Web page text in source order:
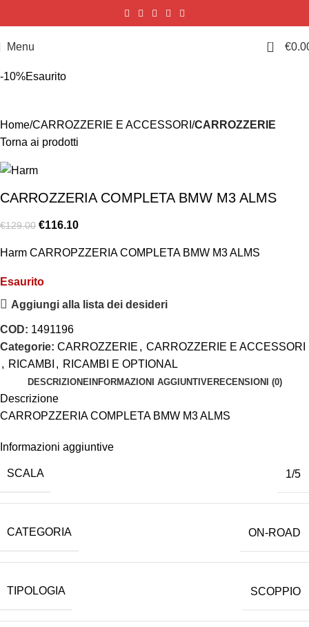
Menu 0 €
-10%Esaurito
Home CARROZZERIE E ACCESSORI CARROZZERIE
Torna ai prodotti
CARROZZERIA COMPLETA BMW M3 ALMS
€129.00 €116.10
Harm CARROPZZERIA COMPLETA BMW M3 ALMS
Esaurito
Aggiungi alla lista dei desideri
COD: 1491196
Categorie: CARROZZERIE , CARROZZERIE E ACCESSORI
, RICAMBI , RICAMBI E OPTIONAL
DESCRIZIONEINFORMAZIONI AGGIUNTIVERECENSIONI (0)
Descrizione
CARROPZZERIA COMPLETA BMW M3 ALMS
Informazioni aggiuntive
SCALA 1/5
CATEGORIA ON-ROAD
TIPOLOGIA SCOPPIO